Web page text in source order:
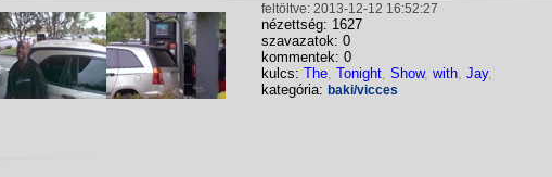
feltöltve: 2013-12-12 16:52:27
nézettség: 1627
szavazatok: 0
kommentek: 0
kulcs: The, Tonight, Show, with, Jay,
kategória: baki/vicces